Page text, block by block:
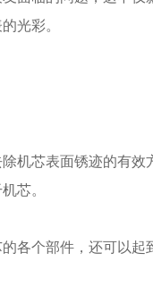
光彩。
芯表面锈迹的有效
芯。
个部件，还可以起